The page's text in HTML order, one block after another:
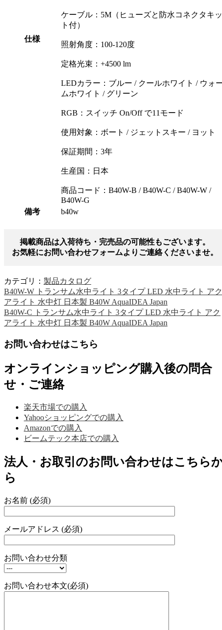
仕様
ケーブル：5M（ヒューズと防水コネクタキッ
ト付）
照射角度：100-120度
定格光束：+4500 lm
LEDカラー：ブルー / クールホワイト / ウォ
ムホワイト / グリーン
RGB：スイッチ On/Off で11モード
使用対象：ボート / ジェットスキー / ヨット
保証期間：3年
生産国：日本
商品コード：B40W-B / B40W-C / B40W-W /
B40W-G
備考
b40w
掲載商品は入荷待ち・完売品の可能性もございます。
お気軽にお問い合わせフォームよりご連絡くださいませ。
カテゴリ： 製品カタログ
B40W-W トランサム水中ライト 3タイプ LED 水中ライト アク
アライト 水中灯 日本製 B40W AquaIDEA Japan
B40W-C トランサム水中ライト 3タイプ LED 水中ライト アク
アライト 水中灯 日本製 B40W AquaIDEA Japan
お問い合わせはこちら
オンラインショッピング購入後の問合
せ・ご連絡
楽天市場での購入
Yahooショッピングでの購入
Amazonでの購入
ビームテック本店での購入
法人・お取引のお問い合わせはこちら
ら
お名前 (必須)
メールアドレス (必須)
お問い合わせ分類
お問い合わせ本文(必須)